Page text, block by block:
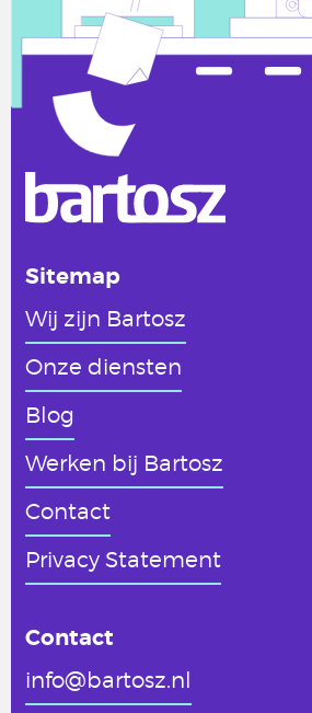
Sitemap
Wij zijn Bartosz
Onze diensten
Blog
Werken bij Bartosz
Contact
Privacy Statement
Contact
info@bartosz.nl